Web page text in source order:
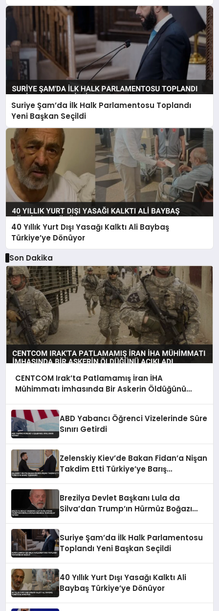
Suriye Şam’da İlk Halk Parlamentosu Toplandı
Yeni Başkan Seçildi
40 Yıllık Yurt Dışı Yasağı Kalktı Ali Baybaş
Türkiye’ye Dönüyor
Son Dakika
CENTCOM Irak’ta Patlamamış İran İHA
Mühimmatı İmhasında Bir Askerin Öldüğünü
ABD Yabancı Öğrenci Vizelerinde Süre
Sınırı Getirdi
Zelenskiy Kiev’de Bakan Fidan’a Nişan
Takdim Etti Türkiye’ye Barış
Brezilya Devlet Başkanı Lula da
Silva’dan Trump’ın Hürmüz Boğazı
Suriye Şam’da İlk Halk Parlamentosu
Toplandı Yeni Başkan Seçildi
40 Yıllık Yurt Dışı Yasağı Kalktı Ali
Baybaş Türkiye’ye Dönüyor